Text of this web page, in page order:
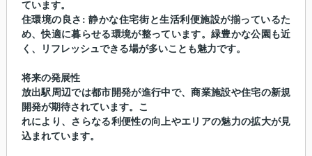
ています。
住環境の良さ: 静かな住宅街と生活利便施設が揃っているた
め、快適に暮らせる環境が整っています。緑豊かな公園も近
く、リフレッシュできる場が多いことも魅力です。
将来の発展性
放出駅周辺では都市開発が進行中で、商業施設や住宅の新規
開発が期待されています。こ
れにより、さらなる利便性の向上やエリアの魅力の拡大が見
込まれています。